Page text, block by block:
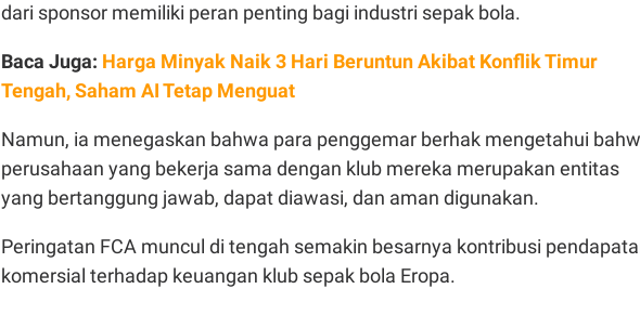
dari sponsor memiliki peran penting bagi industri sepak bola.
Baca Juga: Harga Minyak Naik 3 Hari Beruntun Akibat Konflik Timur
Tengah, Saham AI Tetap Menguat
Namun, ia menegaskan bahwa para penggemar berhak mengetahui
perusahaan yang bekerja sama dengan klub mereka merupakan entitas
yang bertanggung jawab, dapat diawasi, dan aman digunakan.
Peringatan FCA muncul di tengah semakin besarnya kontribusi
komersial terhadap keuangan klub sepak bola Eropa.